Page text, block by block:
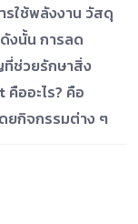
ใช้พลังงาน วัสดุ
งนั้น การลด
ที่ช่วยรักษาสิ่ง
ออะไร? คือ
ยกิจกรรมต่าง ๆ